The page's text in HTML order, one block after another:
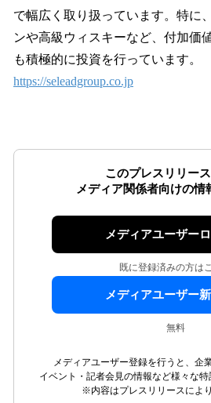
で幅広く取り扱っています。特に
ンや高級ウィスキーなど、付加価
も積極的に投資を行っています。
https://seleadgroup.co.jp
このプレスリリース
メディア関係者向けの情
メディアユーザー
既に登録済みの方は
メディアユーザー
無料
メディアユーザー登録を行うと、企
イベント・記者会見の情報など様々な特
※内容はプレスリリースによ